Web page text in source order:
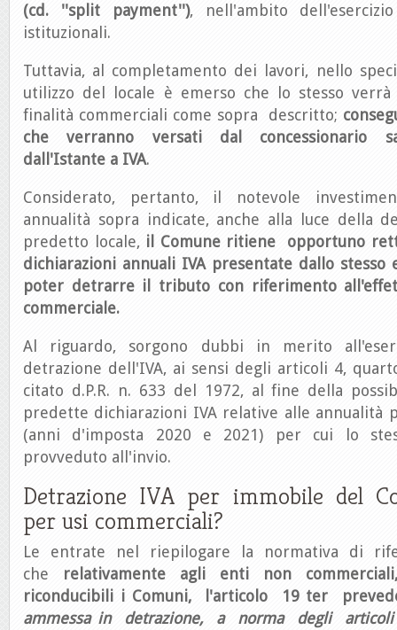
(cd. ''split payment''), nell'ambito
istituzionali.
Tuttavia, al completamento dei lavori, nello
utilizzo del locale è emerso che lo stesso
finalità commerciali come sopra descritto;
che verranno versati dal concessionario
dall'Istante a IVA.
Considerato, pertanto, il notevole
annualità sopra indicate, anche alla luce della
predetto locale,il Comune ritiene opportuno
dichiarazioni annuali IVA presentate dallo
poter detrarre il tributo con riferimento
commerciale.
Al riguardo, sorgono dubbi in merito
detrazione dell'IVA, ai sensi degli articoli 4,
citato d.P.R. n. 633 del 1972, al fine della
predette dichiarazioni IVA relative alle annualità
(anni d'imposta 2020 e 2021) per cui lo
provveduto all'invio.
Detrazione IVA per immobile del
per usi commerciali?
Le entrate nel riepilogare la normativa di
che relativamente agli enti non
riconducibili i Comuni, l'articolo 19­ ter
ammessa in detrazione, a norma degli